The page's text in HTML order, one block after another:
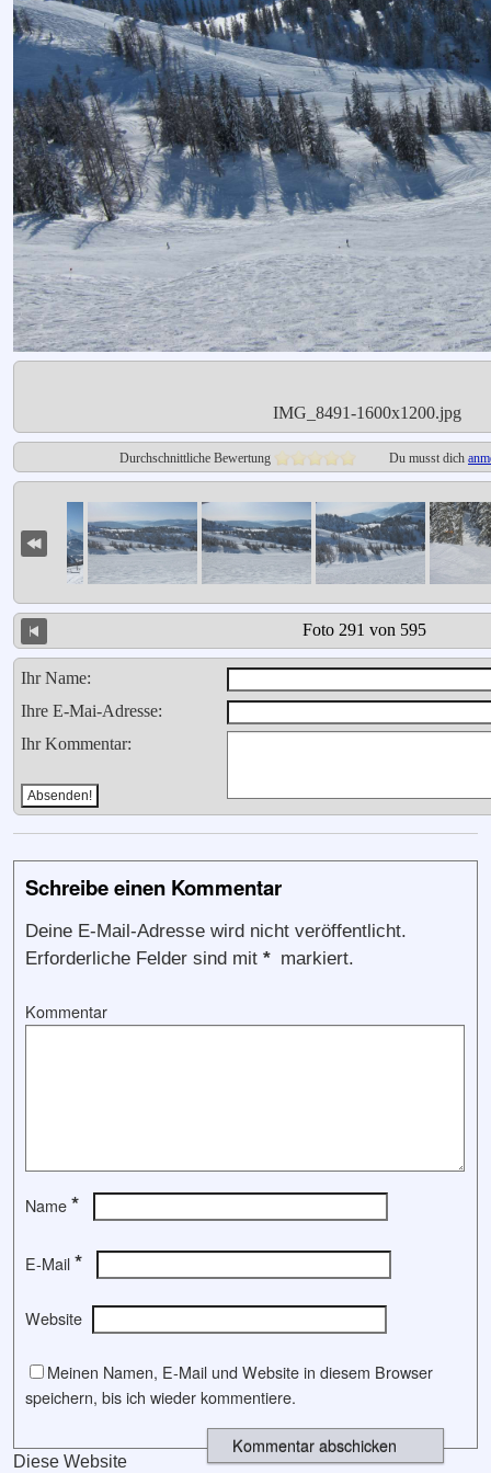
IMG_8491-1600x1200.jpg
Durchschnittliche Bewertung Du musst dich
Foto 291 von 595
Ihr Name:
Ihre E-Mai-Adresse:
Ihr Kommentar:
Schreibe einen Kommentar
Deine E-Mail-Adresse wird nicht veröffentlicht.
Erforderliche Felder sind mit * markiert.
Kommentar
Name *
E-Mail *
Website
Meinen Namen, E-Mail und Website in diesem Browser
speichern, bis ich wieder kommentiere.
Diese Website